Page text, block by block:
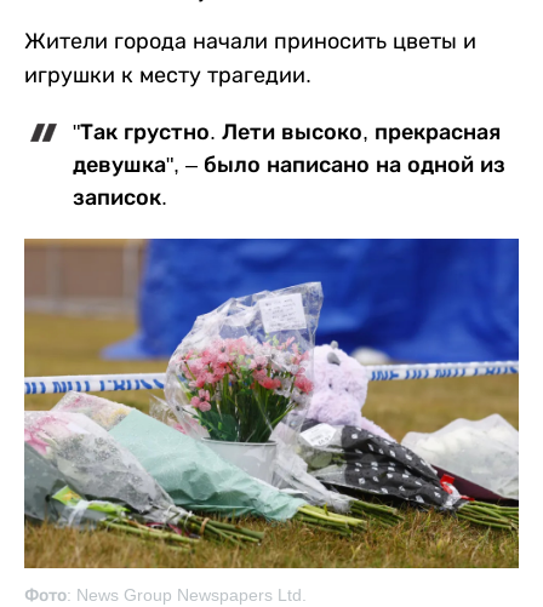
Жители города начали приносить цветы и
игрушки к месту трагедии.
"Так грустно. Лети высоко, прекрасная
девушка", – было написано на одной из
записок.
Фото: News Group Newspapers Ltd.